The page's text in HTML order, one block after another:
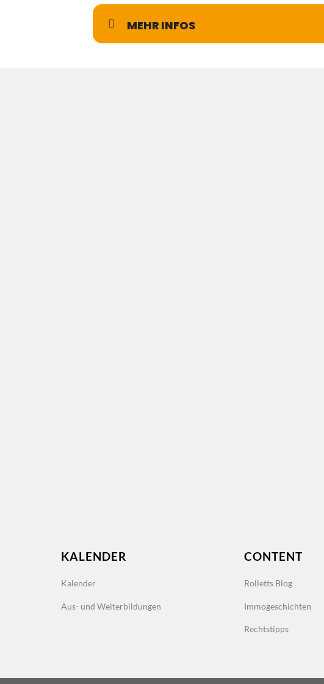
MEHR INFOS
KALENDER
Kalender
Aus- und Weiterbildungen
CONTENT
Rolletts Blog
Immogeschichten
Rechtstipps